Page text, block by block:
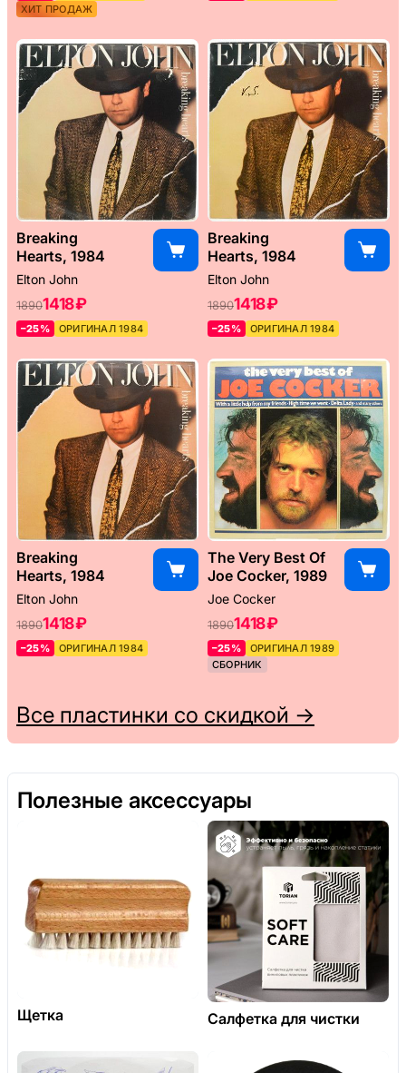
ХИТ ПРОДАЖ
Breaking
Hearts, 1984
Elton John
18901418 ₽
–25% ОРИГИНАЛ 1984
Breaking
Hearts, 1984
Elton John
18901418 ₽
–25% ОРИГИНАЛ 1984
Breaking
Hearts, 1984
Elton John
18901418 ₽
–25% ОРИГИНАЛ 1984
The Very Best Of
Joe Cocker, 1989
Joe Cocker
18901418 ₽
–25%
ОРИГИНАЛ 1989
СБОРНИК
Все пластинки со скидкой →
Полезные аксессуары
Щетка Салфетка для чистки